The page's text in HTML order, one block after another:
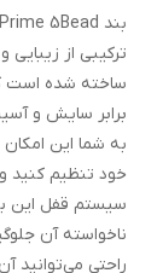
ترکیبی از
ساخته شده است
برابر سایش و
به شما این
خود تنظیم کنید
سیستم قفل این
ناخواسته آن
راحتی می‌توانید